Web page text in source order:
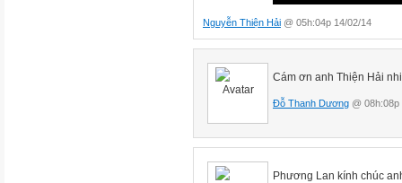
Nguyễn Thiện Hải @ 05h:04p 14/02/14
Cám ơn anh Thiện Hải
Đỗ Thanh Dương @ 08h:08p
Phương Lan kính chúc